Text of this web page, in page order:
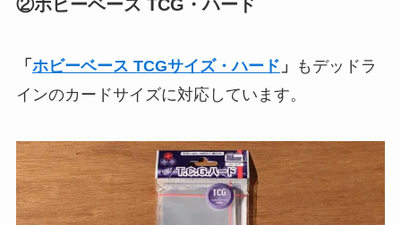
②ホビーベース TCG・ハード
「 ホビーベース TCGサイズ・ハード 」
もデッドラ
インのカードサイズに対応しています。